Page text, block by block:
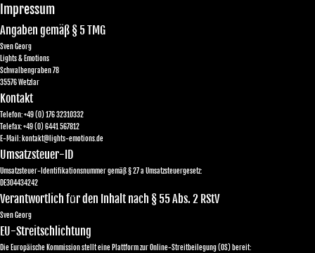
Impressum
Angaben gemäß § 5 TMG
Sven Georg
Lights & Emotions
Schwalbengraben 78
35576 Wetzlar
Kontakt
Telefon: +49 (0) 176 32310332
Telefax: +49 (0) 6441 567812
E-Mail: kontakt@lights-emotions.de
Umsatzsteuer-ID
Umsatzsteuer-Identifikationsnummer gemäß § 27 a Umsatzsteuergesetz:
DE304434242
Verantwortlich für den Inhalt nach § 55 Abs. 2 RStV
Sven Georg
EU-Streitschlichtung
Die Europäische Kommission stellt eine Plattform zur Online-Streitbeilegung (OS) bereit: